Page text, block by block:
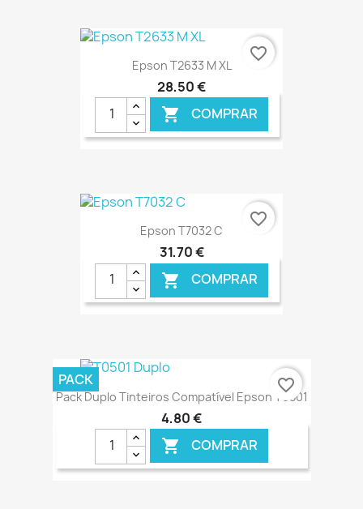
Epson T2633 M XL
28,50 €
 COMPRAR
€ ONLINE
favorite_border
Epson T7032 C
31,70 €
 COMPRAR
favorite_border
Pack Duplo Tinteiros Compatível Epson T0501
4,80 €
 COMPRAR
PACK favorite_border